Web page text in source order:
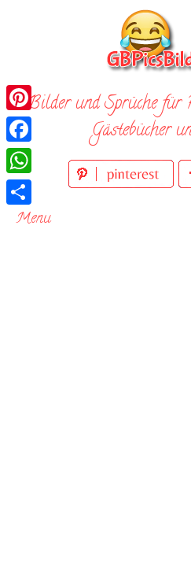
Bilder und Sprüche für
Gästebücher
Menu
Pinterest
Facebook
WhatsApp
Teilen